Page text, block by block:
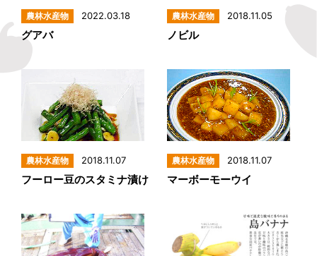
2022.03.18
グアバ
2018.11.05
ノビル
2018.11.07
フーロー豆のスタミナ漬け
2018.11.07
マーボーモーウイ